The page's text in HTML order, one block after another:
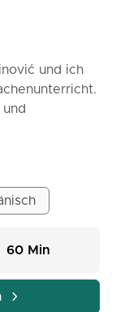
und ich
und
zu
in Präsenz.
der
und
der Sprache
im
60 Min